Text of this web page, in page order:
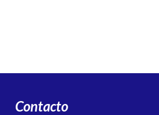
Contacto